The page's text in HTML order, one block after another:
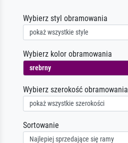
Wybierz styl obramowania
Wybierz kolor obramowania
Wybierz szerokość obramowania
Sortowanie